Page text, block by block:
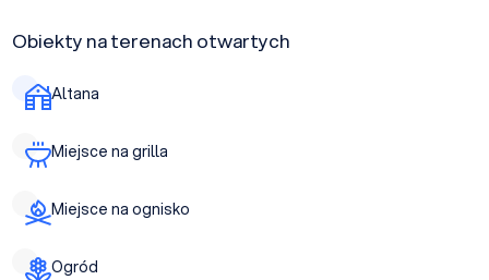
Obiekty na terenach otwartych
Altana
Miejsce na grilla
Miejsce na ognisko
Ogród